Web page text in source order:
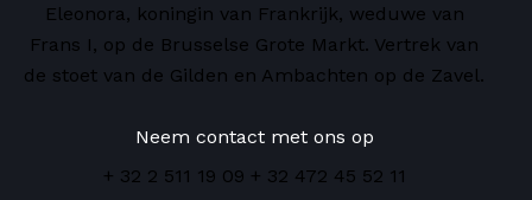
Eleonora, koningin van Frankrijk, weduwe van
Frans I, op de Brusselse Grote Markt. Vertrek van
de stoet van de Gilden en Ambachten op de Zavel.
Neem contact met ons op
+ 32 2 511 19 09 + 32 472 45 52 11